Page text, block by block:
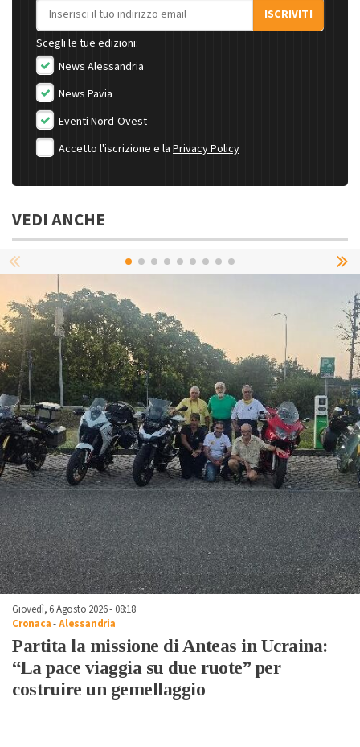
Indirizzo email
ISCRIVITI
Scegli le tue edizioni:
News Alessandria
News Pavia
Eventi Nord-Ovest
Accetto l'iscrizione e la Privacy Policy
VEDI ANCHE
Giovedì, 6 Agosto 2026 - 08:18
Cronaca-Alessandria
Partita la missione di Anteas in Ucraina:
“La pace viaggia su due ruote” per
costruire un gemellaggio